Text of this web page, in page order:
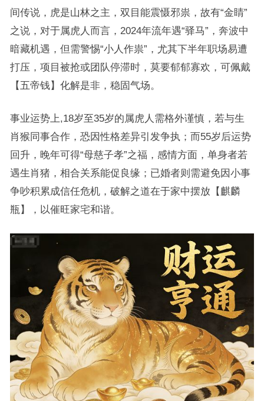
间传说，虎是山林之主，双目能震慑邪祟，故有“金睛”
之说，对于属虎人而言，2024年流年遇“驿马”，奔波中
暗藏机遇，但需警惕“小人作祟”，尤其下半年职场易遭
打压，项目被抢或团队停滞时，莫要郁郁寡欢，可佩戴
【五帝钱】化解是非，稳固气场。
事业运势上,18岁至35岁的属虎人需格外谨慎，若与生
肖猴同事合作，恐因性格差异引发争执；而55岁后运势
回升，晚年可得“母慈子孝”之福，感情方面，单身者若
遇生肖猪，相合关系能促良缘；已婚者则需避免因小事
争吵积累成信任危机，破解之道在于家中摆放【麒麟
瓶】，以催旺家宅和谐。